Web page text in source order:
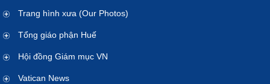
Trang hình xưa (Our Photos)
Tổng giáo phận Huế
Hội đồng Giám mục VN
Vatican News